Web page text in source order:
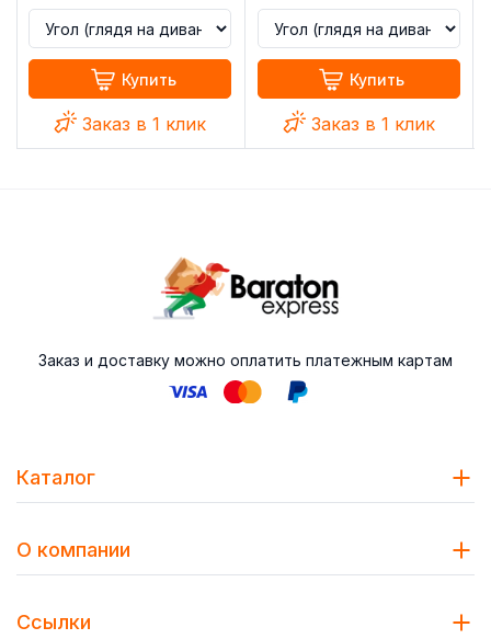
Купить
Заказ в 1 клик
Купить
Заказ в 1 клик
Заказ и доставку можно оплатить платежным картам
Каталог
О компании
Ссылки